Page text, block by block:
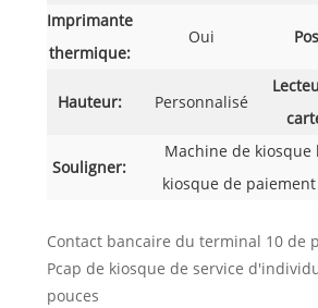
Imprimante
thermique:
Oui
Hauteur: Personnalisé
Souligner:
Machine de kiosque
kiosque de
Contact bancaire du terminal 10 de
Pcap de kiosque de service
pouces